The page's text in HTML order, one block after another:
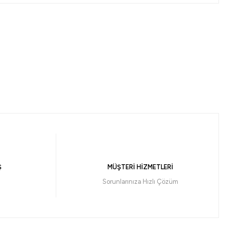
MÜŞTERİ HİZMETLERİ
Sorunlarınıza Hızlı Çözüm